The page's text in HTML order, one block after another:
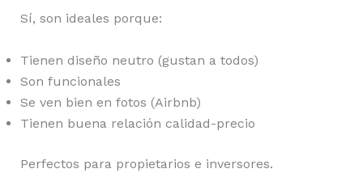
Sí, son ideales porque:
Tienen diseño neutro (gustan a todos)
Son funcionales
Se ven bien en fotos (Airbnb)
Tienen buena relación calidad-precio
Perfectos para propietarios e inversores.